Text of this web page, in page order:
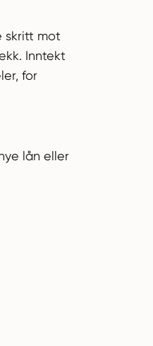
skritt mot
Inntekt
for
lån eller